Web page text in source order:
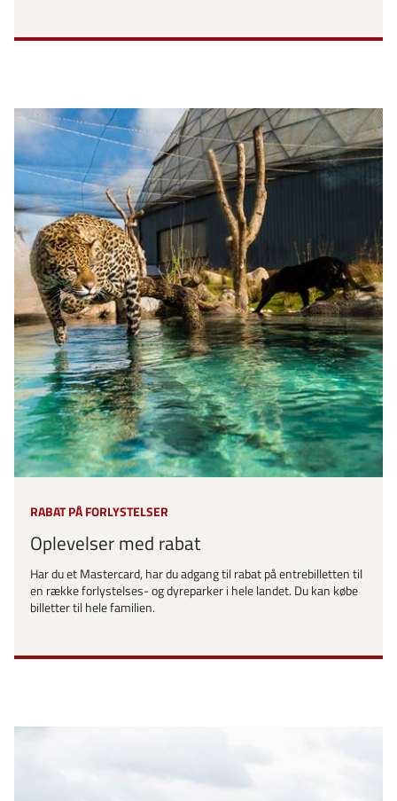
RABAT PÅ FORLYSTELSER
Oplevelser med rabat
Har du et Mastercard, har du adgang til rabat på entrebilletten til
en række forlystelses- og dyreparker i hele landet. Du kan købe
billetter til hele familien.